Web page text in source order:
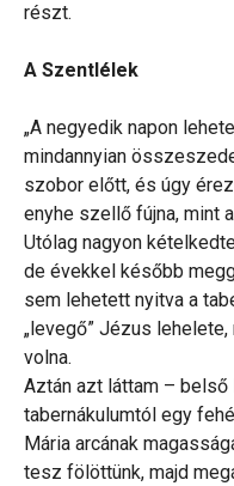
részt.
A Szentlélek
„A negyedik napon
mindannyian
szobor előtt, és úgy
enyhe szellő fújna, mint
Utólag nagyon
de évekkel később
sem lehetett nyitva a
„levegő” Jézus
volna.
Aztán azt láttam – belső
tabernákulumtól egy
Mária arcának
tesz fölöttünk, majd